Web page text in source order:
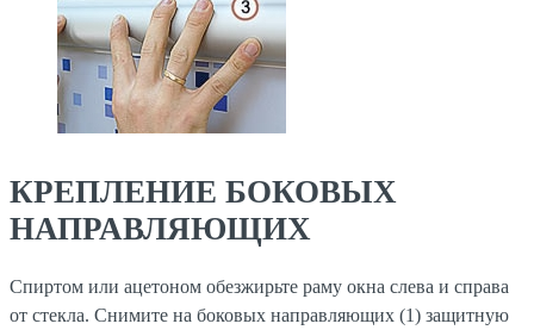
КРЕПЛЕНИЕ БОКОВЫХ
НАПРАВЛЯЮЩИХ
Спиртом или ацетоном обезжирьте раму окна слева и справа
от стекла. Снимите на боковых направляющих (1) защитную